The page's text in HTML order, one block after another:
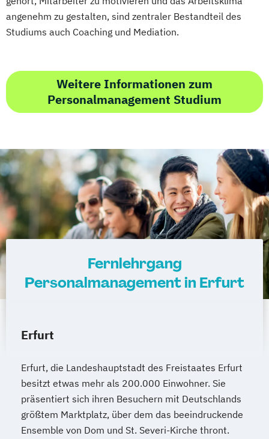
angenehm zu gestalten, sind zentraler Bestandteil des
Studiums auch Coaching und Mediation.
Weitere Informationen zum
Personalmanagement Studium
Fernlehrgang
Personalmanagement in Erfurt
Erfurt
Erfurt, die Landeshauptstadt des Freistaates Erfurt
besitzt etwas mehr als 200.000 Einwohner. Sie
präsentiert sich ihren Besuchern mit Deutschlands
größtem Marktplatz, über dem das beeindruckende
Ensemble von Dom und St. Severi-Kirche thront.